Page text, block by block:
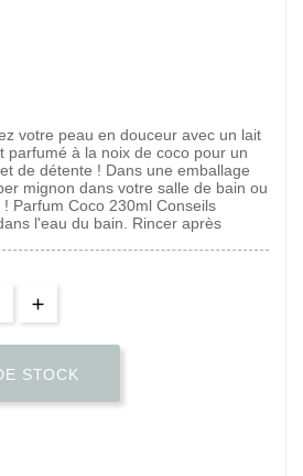
votre peau en douceur avec un lait
parfumé à la noix de coco pour un
de détente ! Dans une emballage
mignon dans votre salle de bain ou
Parfum Coco 230ml Conseils
l'eau du bain. Rincer après
STOCK